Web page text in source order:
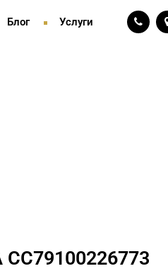
Блог Услуги